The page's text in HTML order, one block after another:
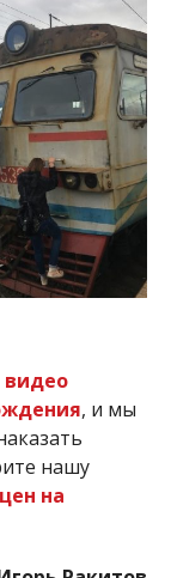
видео
, и мы
нашу
на